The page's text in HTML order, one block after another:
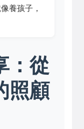
養孩子，
：從
照顧